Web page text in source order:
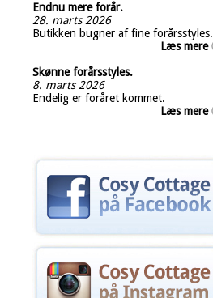
Endnu mere forår.
28. marts 2026
Butikken bugner af fine forårsstyles.
Læs mere
Skønne forårsstyles.
8. marts 2026
Endelig er foråret kommet.
Læs mere